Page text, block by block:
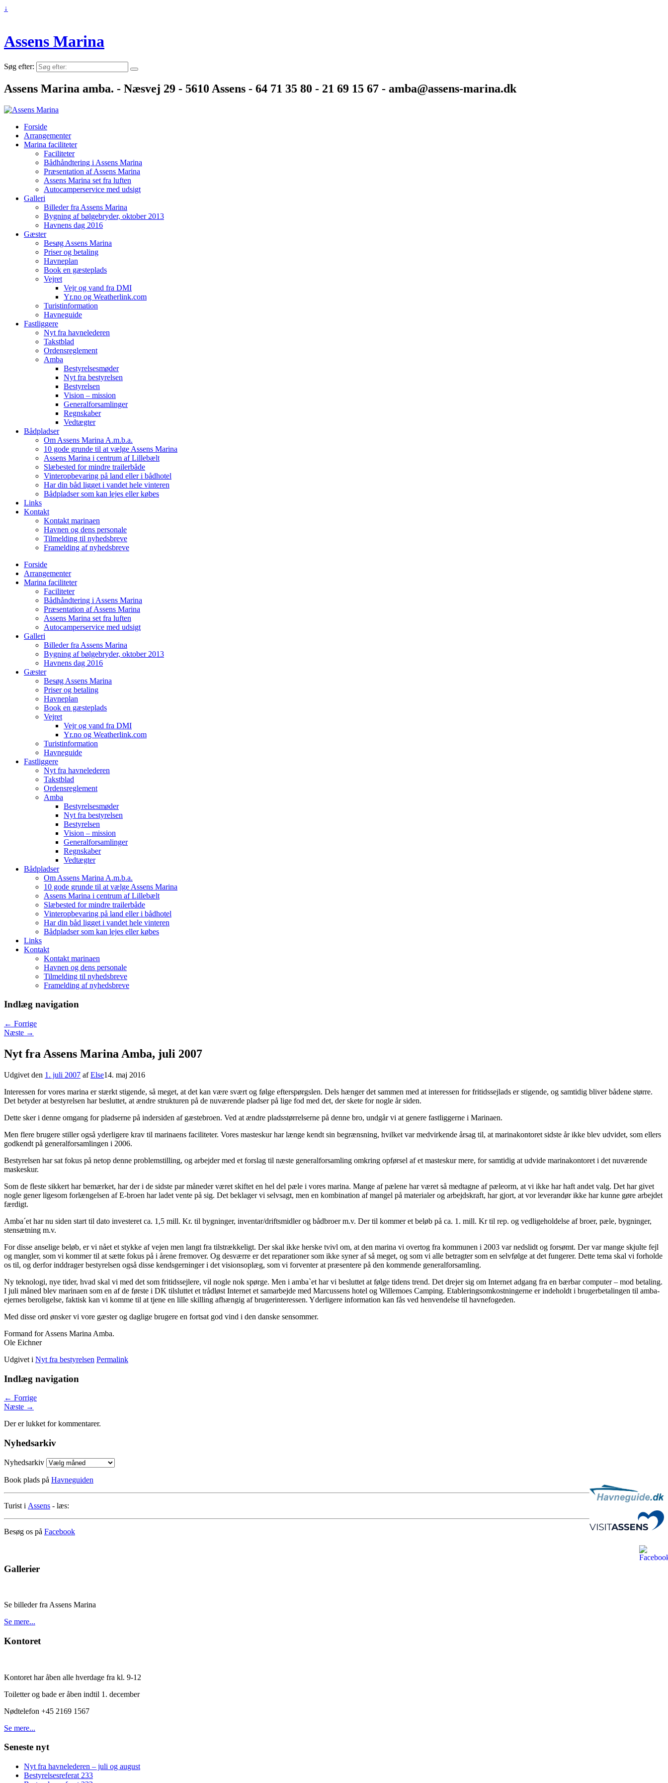
↓
Assens Marina
Søg efter:
Assens Marina amba. - Næsvej 29 - 5610 Assens - 64 71 35 80 - 21 69 15 67 - amba@assens-marina.dk
Forside
Arrangementer
Marina faciliteter
Faciliteter
Bådhåndtering i Assens Marina
Præsentation af Assens Marina
Assens Marina set fra luften
Autocamperservice med udsigt
Galleri
Billeder fra Assens Marina
Bygning af bølgebryder, oktober 2013
Havnens dag 2016
Gæster
Besøg Assens Marina
Priser og betaling
Havneplan
Book en gæsteplads
Vejret
Vejr og vand fra DMI
Yr.no og Weatherlink.com
Turistinformation
Havneguide
Fastliggere
Nyt fra havnelederen
Takstblad
Ordensreglement
Amba
Bestyrelsesmøder
Nyt fra bestyrelsen
Bestyrelsen
Vision – mission
Generalforsamlinger
Regnskaber
Vedtægter
Bådpladser
Om Assens Marina A.m.b.a.
10 gode grunde til at vælge Assens Marina
Assens Marina i centrum af Lillebælt
Slæbested for mindre trailerbåde
Vinteropbevaring på land eller i bådhotel
Har din båd ligget i vandet hele vinteren
Bådpladser som kan lejes eller købes
Links
Kontakt
Kontakt marinaen
Havnen og dens personale
Tilmelding til nyhedsbreve
Framelding af nyhedsbreve
Forside
Arrangementer
Marina faciliteter
Faciliteter
Bådhåndtering i Assens Marina
Præsentation af Assens Marina
Assens Marina set fra luften
Autocamperservice med udsigt
Galleri
Billeder fra Assens Marina
Bygning af bølgebryder, oktober 2013
Havnens dag 2016
Gæster
Besøg Assens Marina
Priser og betaling
Havneplan
Book en gæsteplads
Vejret
Vejr og vand fra DMI
Yr.no og Weatherlink.com
Turistinformation
Havneguide
Fastliggere
Nyt fra havnelederen
Takstblad
Ordensreglement
Amba
Bestyrelsesmøder
Nyt fra bestyrelsen
Bestyrelsen
Vision – mission
Generalforsamlinger
Regnskaber
Vedtægter
Bådpladser
Om Assens Marina A.m.b.a.
10 gode grunde til at vælge Assens Marina
Assens Marina i centrum af Lillebælt
Slæbested for mindre trailerbåde
Vinteropbevaring på land eller i bådhotel
Har din båd ligget i vandet hele vinteren
Bådpladser som kan lejes eller købes
Links
Kontakt
Kontakt marinaen
Havnen og dens personale
Tilmelding til nyhedsbreve
Framelding af nyhedsbreve
Indlæg navigation
← Forrige
Næste →
Nyt fra Assens Marina Amba, juli 2007
Udgivet den 1. juli 2007 afElse14. maj 2016
Interessen for vores marina er stærkt stigende, så meget, at det kan være svært og følge efterspørgslen. Dels hænger det sammen med at interessen for fritidssejlads er stigende, og samtidig bliver bådene større.
Det betyder at bestyrelsen har besluttet, at ændre strukturen på de nuværende pladser på lige fod med det, der skete for nogle år siden.
Dette sker i denne omgang for pladserne på indersiden af gæstebroen. Ved at ændre pladsstørrelserne på denne bro, undgår vi at genere fastliggerne i Marinaen.
Men flere brugere stiller også yderligere krav til marinaens faciliteter. Vores masteskur har længe kendt sin begrænsning, hvilket var medvirkende årsag til, at marinakontoret sidste år ikke blev udvidet, som ellers
godkendt på generalforsamlingen i 2006.
Bestyrelsen har sat fokus på netop denne problemstilling, og arbejder med et forslag til næste generalforsamling omkring opførsel af et masteskur mere, for samtidig at udvide marinakontoret i det nuværende
maskeskur.
Som de fleste sikkert har bemærket, har der i de sidste par måneder været skiftet en hel del pæle i vores marina. Mange af pælene har været så medtagne af pæleorm, at vi ikke har haft andet valg. Det har givet
nogle gener ligesom forlængelsen af E-broen har ladet vente på sig. Det beklager vi selvsagt, men en kombination af mangel på materialer og arbejdskraft, har gjort, at vor leverandør ikke har kunne gøre arbejdet
færdigt.
Amba´et har nu siden start til dato investeret ca. 1,5 mill. Kr. til bygninger, inventar/driftsmidler og bådbroer m.v. Der til kommer et beløb på ca. 1. mill. Kr til rep. og vedligeholdelse af broer, pæle, bygninger,
stensætning m.v.
For disse anselige beløb, er vi nået et stykke af vejen men langt fra tilstrækkeligt. Der skal ikke herske tvivl om, at den marina vi overtog fra kommunen i 2003 var nedslidt og forsømt. Der var mange skjulte fejl
og mangler, som vi kommer til at sætte fokus på i årene fremover. Og desværre er det reparationer som ikke syner af så meget, og som vi alle betragter som en selvfølge at det fungerer. Dette tema skal vi forholde
os til, og derfor inddrager bestyrelsen også disse kendsgerninger i det visionsoplæg, som vi forventer at præsentere på den kommende generalforsamling.
Ny teknologi, nye tider, hvad skal vi med det som fritidssejlere, vil nogle nok spørge. Men i amba`et har vi besluttet at følge tidens trend. Det drejer sig om Internet adgang fra en bærbar computer – mod betaling.
I juli måned blev marinaen som en af de første i DK tilsluttet et trådløst Internet et samarbejde med Marcussens hotel og Willemoes Camping. Etableringsomkostningerne er indeholdt i brugerbetalingen til amba-
ejernes beroligelse, faktisk kan vi komme til at tjene en lille skilling afhængig af brugerinteressen. Yderligere information kan fås ved henvendelse til havnefogeden.
Med disse ord ønsker vi vore gæster og daglige brugere en fortsat god vind i den danske sensommer.
Formand for Assens Marina Amba.
Ole Eichner
Udgivet i Nyt fra bestyrelsen Permalink
Indlæg navigation
← Forrige
Næste →
Der er lukket for kommentarer.
Nyhedsarkiv
Nyhedsarkiv
Book plads på Havneguiden
Turist i Assens - læs:
Besøg os på Facebook
Gallerier
Se billeder fra Assens Marina
Se mere...
Kontoret
Kontoret har åben alle hverdage fra kl. 9-12
Toiletter og bade er åben indtil 1. december
Nødtelefon +45 2169 1567
Se mere...
Seneste nyt
Nyt fra havnelederen – juli og august
Bestyrelsesreferat 233